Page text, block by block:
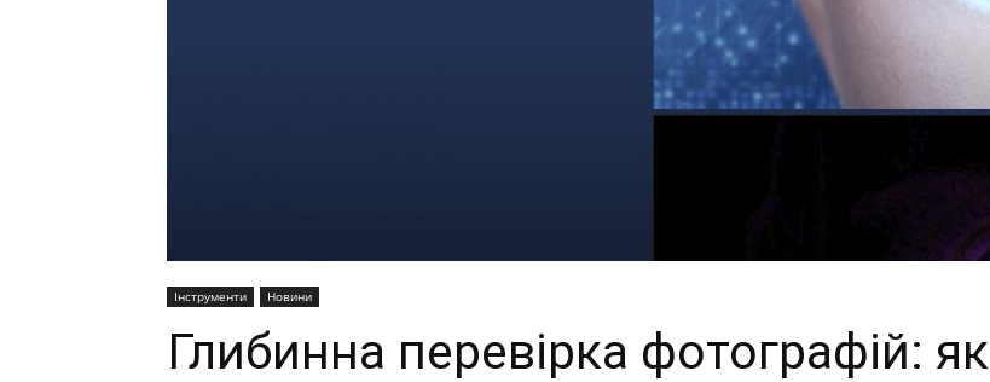
Інструменти Новини
Глибинна перевірка фотографій: як